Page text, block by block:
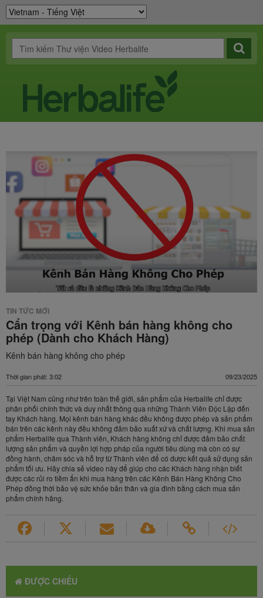
TIN TỨC MỚI
Cẩn trọng với Kênh bán hàng không cho
phép (Dành cho Khách Hàng)
Kênh bán hàng không cho phép
Thời gian phát: 3:02 09/23/2025
Tại Việt Nam cũng như trên toàn thế giới, sản phẩm của Herbalife chỉ được
phân phối chính thức và duy nhất thông qua những Thành Viên Độc Lập đến
tay Khách hàng. Mọi kênh bán hàng khác đều không được phép và sản phẩm
bán trên các kênh này đều không đảm bảo xuất xứ và chất lượng. Khi mua sản
phẩm Herbalife qua Thành viên, Khách hàng không chỉ được đảm bảo chất
lượng sản phẩm và quyền lợi hợp pháp của người tiêu dùng mà còn có sự
đồng hành, chăm sóc và hỗ trợ từ Thành viên để có được kết quả sử dụng sản
phẩm tối ưu. Hãy chia sẻ video này để giúp cho các Khách hàng nhận biết
được các rủi ro tiềm ẩn khi mua hàng trên các Kênh Bán Hàng Không Cho
Phép đồng thời bảo vệ sức khỏe bản thân và gia đình bằng cách mua sản
phẩm chính hãng.
ĐƯỢC CHIẾU